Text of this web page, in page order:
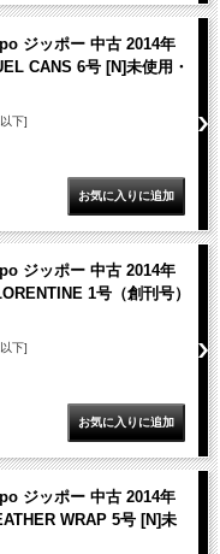
ジッポー 中古 2014年
CANS 6号 [N]未使用・
下]
ジッポー 中古 2014年
1号（創刊号）
下]
ジッポー 中古 2014年
WRAP 5号 [N]未